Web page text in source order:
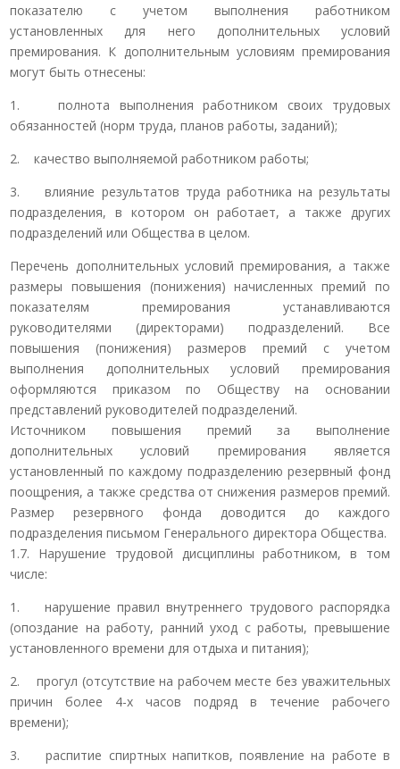
показателю с учетом выполнения работником
установленных для него дополнительных условий
премирования. К дополнительным условиям премирования
могут быть отнесены:
1. полнота выполнения работником своих трудовых
обязанностей (норм труда, планов работы, заданий);
2. качество выполняемой работником работы;
3. влияние результатов труда работника на результаты
подразделения, в котором он работает, а также других
подразделений или Общества в целом.
Перечень дополнительных условий премирования, а также
размеры повышения (понижения) начисленных премий по
показателям премирования устанавливаются
руководителями (директорами) подразделений. Все
повышения (понижения) размеров премий с учетом
выполнения дополнительных условий премирования
оформляются приказом по Обществу на основании
представлений руководителей подразделений.
Источником повышения премий за выполнение
дополнительных условий премирования является
установленный по каждому подразделению резервный фонд
поощрения, а также средства от снижения размеров премий.
Размер резервного фонда доводится до каждого
подразделения письмом Генерального директора Общества.
1.7. Нарушение трудовой дисциплины работником, в том
числе:
1. нарушение правил внутреннего трудового распорядка
(опоздание на работу, ранний уход с работы, превышение
установленного времени для отдыха и питания);
2. прогул (отсутствие на рабочем месте без уважительных
причин более 4-х часов подряд в течение рабочего
времени);
3. распитие спиртных напитков, появление на работе в